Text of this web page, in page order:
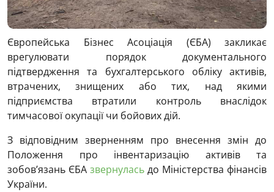
Європейська Бізнес Асоціація (ЄБА) закликає
врегулювати порядок документального
підтвердження та бухгалтерського обліку активів,
втрачених, знищених або тих, над якими
підприємства втратили контроль внаслідок
тимчасової окупації чи бойових дій.
З відповідним зверненням про внесення змін до
Положення про інвентаризацію активів та
зобов’язань ЄБА звернулась до Міністерства фінансів
України.